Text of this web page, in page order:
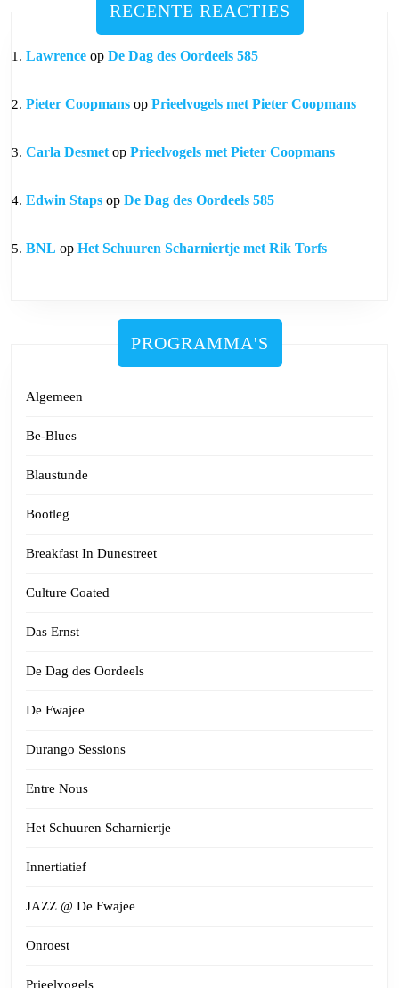
RECENTE REACTIES
Lawrence op De Dag des Oordeels 585
Pieter Coopmans op Prieelvogels met Pieter Coopmans
Carla Desmet op Prieelvogels met Pieter Coopmans
Edwin Staps op De Dag des Oordeels 585
BNL op Het Schuuren Scharniertje met Rik Torfs
PROGRAMMA'S
Algemeen
Be-Blues
Blaustunde
Bootleg
Breakfast In Dunestreet
Culture Coated
Das Ernst
De Dag des Oordeels
De Fwajee
Durango Sessions
Entre Nous
Het Schuuren Scharniertje
Innertiatief
JAZZ @ De Fwajee
Onroest
Prieelvogels